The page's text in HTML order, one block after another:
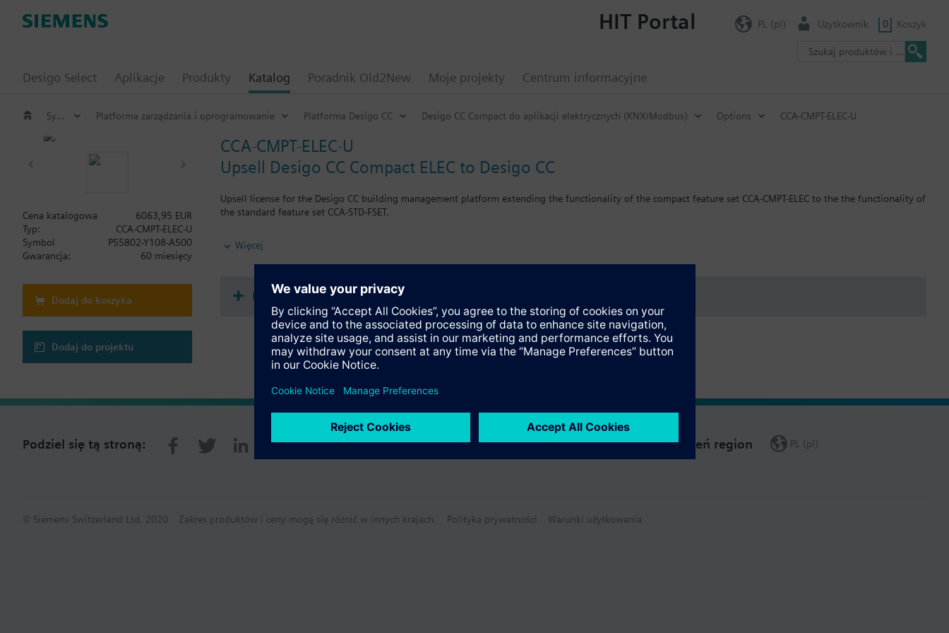
Desigo Select Aplikacje Produkty Katalog Poradnik Old2New Moje projekty Centrum informacyjne
HIT Portal PL (pl) Użytkownik 0 Koszyk
System Desigo Platforma zarządzania i oprogramowanie Platforma Desigo CC Desigo CC Compact do aplikacji elektrycznych (KNX/Modbus) Options CCA-CMPT-ELEC-U
CCA-CMPT-ELEC-U
Upsell Desigo CC Compact ELEC to Desigo CC
Upsell license for the Desigo CC building management platform extending the functionality of the compact feature set CCA-CMPT-ELEC to the the functionality of
the standard feature set CCA-STD-FSET.
Note: Requires a CCA-CMPT-ELEC license
Więcej
Cena katalogowa
6063,95 EUR
Typ:
CCA-CMPT-ELEC-U
Symbol
P55802-Y108-A500
Gwarancja:
60 miesięcy
Dodaj do koszyka
Dodaj do projektu
Dokumenty
Podziel się tą stroną: Zmień region PL (pl)
© Siemens Switzerland Ltd. 2020 Zakres produktów i ceny mogą się różnić w innych krajach. Polityka prywatności Warunki użytkowania